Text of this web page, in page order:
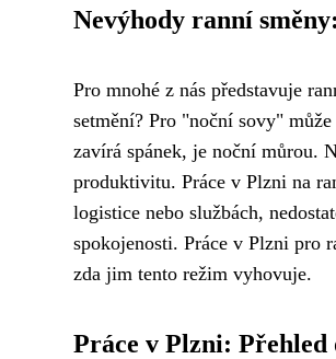
Nevýhody ranní
Pro mnohé z nás představuje
setmění? Pro "noční sovy"
zavírá spánek, je noční můrou.
produktivitu. Práce v Plzni na
logistice nebo službách,
spokojenosti. Práce v Plzni pro
zda jim tento režim vyhovuje.
Práce v Plzni: Přehled